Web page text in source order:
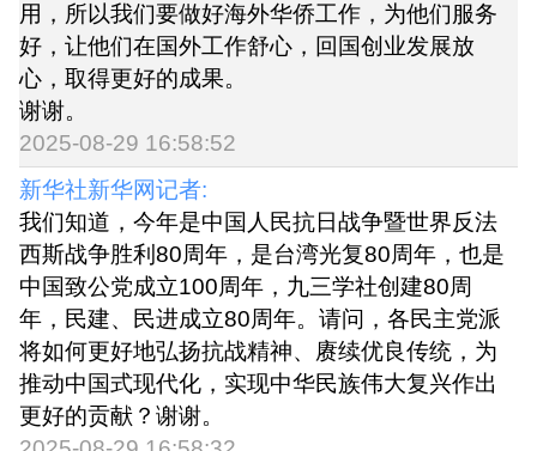
用，所以我们要做好海外华侨工作，为他们服务
好，让他们在国外工作舒心，回国创业发展放
心，取得更好的成果。
谢谢。
2025-08-29 16:58:52
新华社新华网记者:
我们知道，今年是中国人民抗日战争暨世界反法
西斯战争胜利80周年，是台湾光复80周年，也是
中国致公党成立100周年，九三学社创建80周
年，民建、民进成立80周年。请问，各民主党派
将如何更好地弘扬抗战精神、赓续优良传统，为
推动中国式现代化，实现中华民族伟大复兴作出
更好的贡献？谢谢。